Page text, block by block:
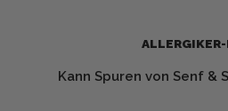
Kann Spuren von Senf &